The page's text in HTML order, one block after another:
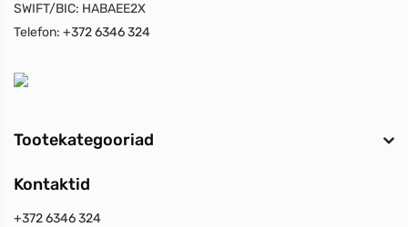
SWIFT/BIC: HABAEE2X
Telefon: +372 6346 324
Tootekategooriad
Kontaktid
+372 6346 324